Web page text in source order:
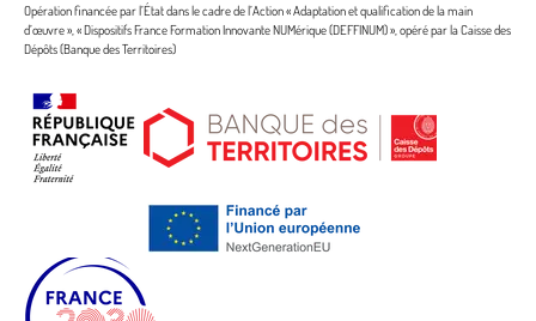
Opération financée par l’État dans le cadre de l’Action « Adaptation et qualification de la main
d’œuvre », « Dispositifs France Formation Innovante NUMérique (DEFFINUM) », opéré par la Caisse des
Dépôts (Banque des Territoires)